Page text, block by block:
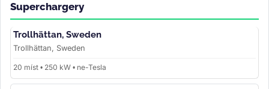
Superchargery
Trollhättan, Sweden
Trollhättan, Sweden
20 míst • 250 kW • ne-Tesla